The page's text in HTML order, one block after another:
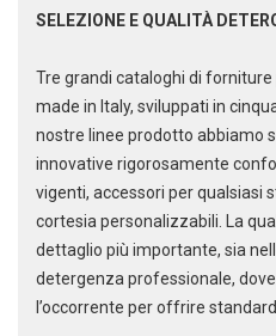
SELEZIONE E QUALITÀ
Tre grandi cataloghi di
made in Italy, sviluppati in
nostre linee prodotto abbiamo
innovative rigorosamente
vigenti, accessori per qualsiasi
cortesia personalizzabili. La
dettaglio più importante, sia
detergenza professionale,
l’occorrente per offrire